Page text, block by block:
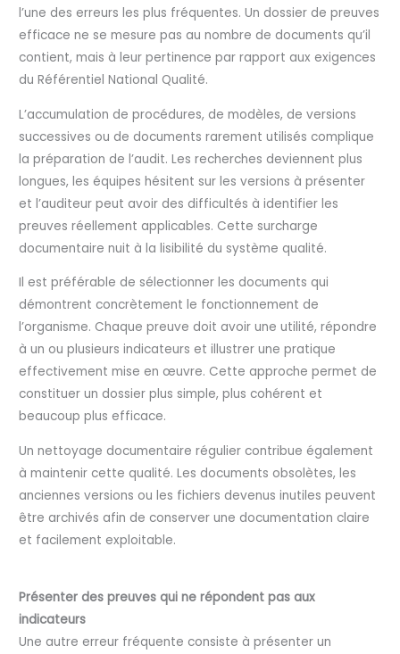
l’une des erreurs les plus fréquentes. Un dossier de preuves
efficace ne se mesure pas au nombre de documents qu’il
contient, mais à leur pertinence par rapport aux exigences
du Référentiel National Qualité.
L’accumulation de procédures, de modèles, de versions
successives ou de documents rarement utilisés complique
la préparation de l’audit. Les recherches deviennent plus
longues, les équipes hésitent sur les versions à présenter
et l’auditeur peut avoir des difficultés à identifier les
preuves réellement applicables. Cette surcharge
documentaire nuit à la lisibilité du système qualité.
Il est préférable de sélectionner les documents qui
démontrent concrètement le fonctionnement de
l’organisme. Chaque preuve doit avoir une utilité, répondre
à un ou plusieurs indicateurs et illustrer une pratique
effectivement mise en œuvre. Cette approche permet de
constituer un dossier plus simple, plus cohérent et
beaucoup plus efficace.
Un nettoyage documentaire régulier contribue également
à maintenir cette qualité. Les documents obsolètes, les
anciennes versions ou les fichiers devenus inutiles peuvent
être archivés afin de conserver une documentation claire
et facilement exploitable.
Présenter des preuves qui ne répondent pas aux
indicateurs
Une autre erreur fréquente consiste à présenter un